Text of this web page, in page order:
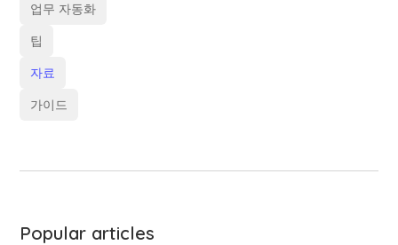
업무 자동화
팁
자료
가이드
Popular articles